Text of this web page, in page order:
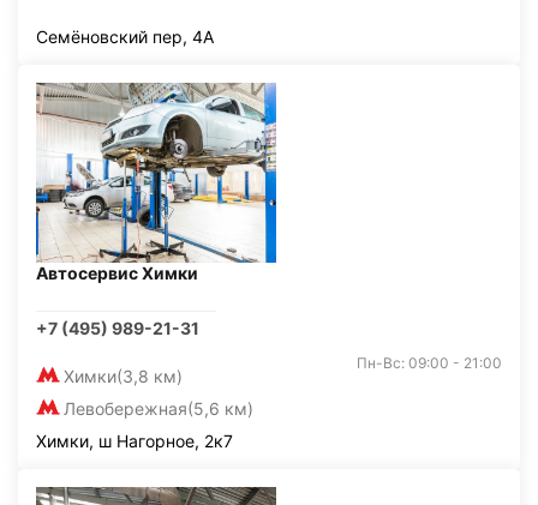
Семёновский пер, 4А
Автосервис Химки
+7 (495) 989-21-31
Химки(3,8 км)
Левобережная(5,6 км)
Пн-Вс: 09:00 - 21:00
Химки, ш Нагорное, 2к7